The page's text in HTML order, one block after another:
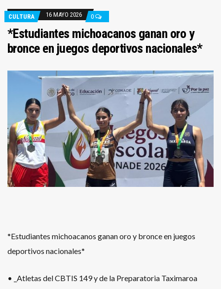
CULTURA 16 MAYO 2026 0
*Estudiantes michoacanos ganan oro y
bronce en juegos deportivos nacionales*
*Estudiantes michoacanos ganan oro y bronce en juegos
deportivos nacionales*
• _Atletas del CBTIS 149 y de la Preparatoria Taximaroa